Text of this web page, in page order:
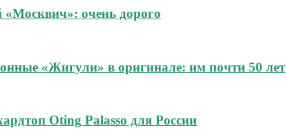
очень дорого
«Жигули» в оригинале: им почти 50 лет
Oting Palasso для России